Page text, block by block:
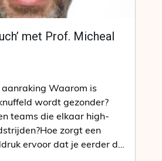
met Prof. Micheal
Waarom is
wordt gezonder?
teams die elkaar high-
zorgt een
ervoor dat je eerder de